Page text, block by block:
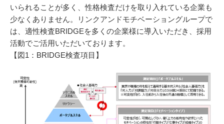
いられることが多く、性格検査だけを取り入れている企業も
少なくありません。リンクアンドモチベーショングループで
は、適性検査BRIDGEを多くの企業様に導入いただき、採用
活動でご活用いただいております。
【図1：BRIDGE検査項目】